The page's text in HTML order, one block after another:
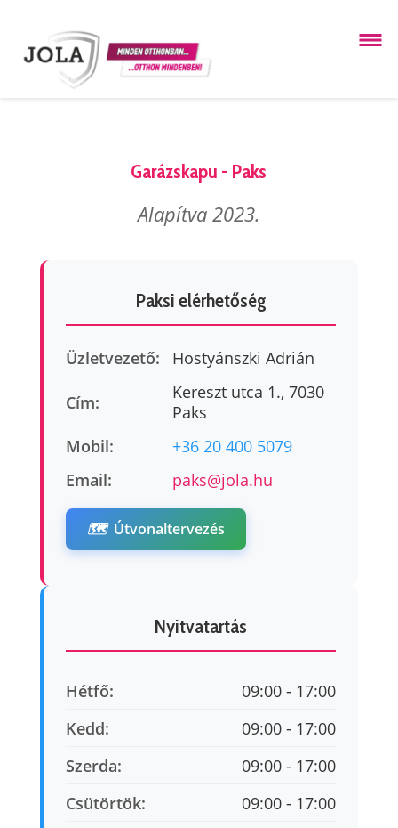
Garázskapu - Paks
Alapítva 2023.
Paksi elérhetőség
Üzletvezető: Hostyánszki Adrián
Cím:
Kereszt utca 1., 7030
Paks
Mobil:
+36 20 400 5079
Email:
paks@jola.hu
🗺️ Útvonaltervezés
Nyitvatartás
Hétfő:
09:00 - 17:00
Kedd:
09:00 - 17:00
Szerda:
09:00 - 17:00
Csütörtök:
09:00 - 17:00